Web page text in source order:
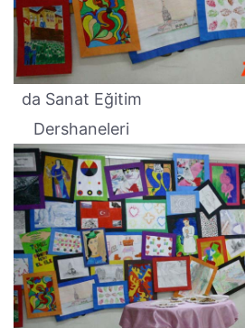
da Sanat Eğitim
Dershaneleri